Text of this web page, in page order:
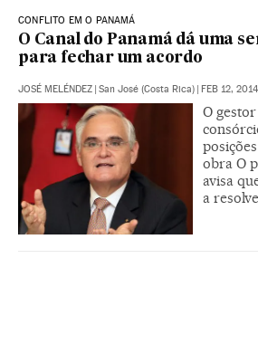
CONFLITO EM O PANAMÁ
O Canal do Panamá dá uma
para fechar um acordo
JOSÉ MELÉNDEZ San José (Costa Rica) FEB 12,
O
obra O
avisa
a